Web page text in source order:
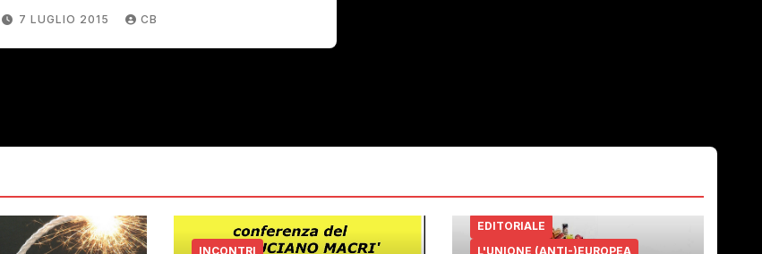
7 LUGLIO 2015 CB
INCONTRI
EDITORIALE
L'UNIONE (ANTI-)EUROPEA